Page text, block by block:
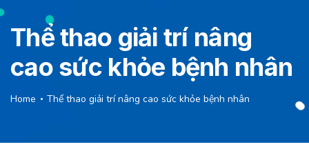
Thể thao giải trí nâng
cao sức khỏe bệnh nhân
Home Thể thao giải trí nâng cao sức khỏe bệnh nhân